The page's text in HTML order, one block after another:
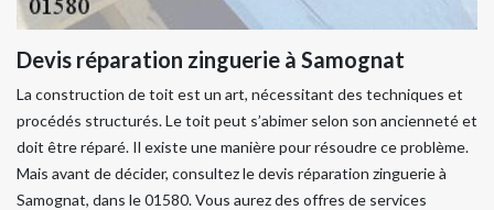
Devis réparation zinguerie à Samognat
La construction de toit est un art, nécessitant des techniques et
procédés structurés. Le toit peut s’abimer selon son ancienneté et
doit être réparé. Il existe une manière pour résoudre ce problème.
Mais avant de décider, consultez le devis réparation zinguerie à
Samognat, dans le 01580. Vous aurez des offres de services